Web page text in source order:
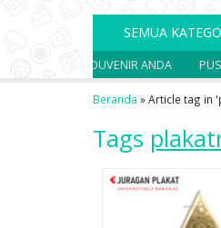
SEMUA
SOLUSI SOUVENIR ANDA PUSAT
Beranda »Article tag in
Tags